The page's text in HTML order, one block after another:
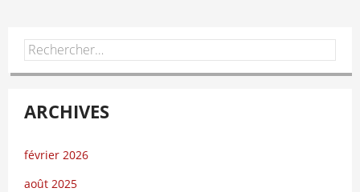
Rechercher :
ARCHIVES
février 2026
août 2025